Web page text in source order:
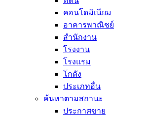
คอนโดมิเนียม
อาคารพาณิชย์
สำนักงาน
โรงงาน
โรงแรม
โกดัง
ประเภทอื่น
ค้นหาตามสถานะ
ประกาศขาย